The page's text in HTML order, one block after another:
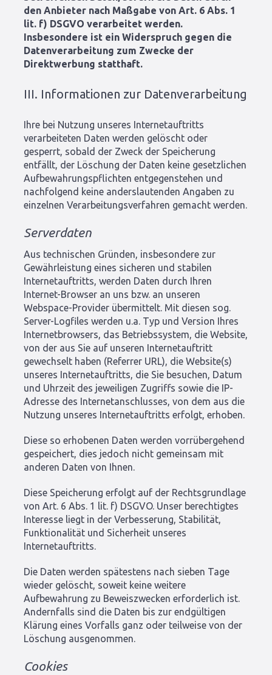
den Anbieter nach Maßgabe von Art. 6 Abs. 1
lit. f) DSGVO verarbeitet werden.
Insbesondere ist ein Widerspruch gegen die
Datenverarbeitung zum Zwecke der
Direktwerbung statthaft.
III. Informationen zur Datenverarbeitung
Ihre bei Nutzung unseres Internetauftritts
verarbeiteten Daten werden gelöscht oder
gesperrt, sobald der Zweck der Speicherung
entfällt, der Löschung der Daten keine gesetzlichen
Aufbewahrungspflichten entgegenstehen und
nachfolgend keine anderslautenden Angaben zu
einzelnen Verarbeitungsverfahren gemacht werden.
Serverdaten
Aus technischen Gründen, insbesondere zur
Gewährleistung eines sicheren und stabilen
Internetauftritts, werden Daten durch Ihren
Internet-Browser an uns bzw. an unseren
Webspace-Provider übermittelt. Mit diesen sog.
Server-Logfiles werden u.a. Typ und Version Ihres
Internetbrowsers, das Betriebssystem, die Website,
von der aus Sie auf unseren Internetauftritt
gewechselt haben (Referrer URL), die Website(s)
unseres Internetauftritts, die Sie besuchen, Datum
und Uhrzeit des jeweiligen Zugriffs sowie die IP-
Adresse des Internetanschlusses, von dem aus die
Nutzung unseres Internetauftritts erfolgt, erhoben.
Diese so erhobenen Daten werden vorrübergehend
gespeichert, dies jedoch nicht gemeinsam mit
anderen Daten von Ihnen.
Diese Speicherung erfolgt auf der Rechtsgrundlage
von Art. 6 Abs. 1 lit. f) DSGVO. Unser berechtigtes
Interesse liegt in der Verbesserung, Stabilität,
Funktionalität und Sicherheit unseres
Internetauftritts.
Die Daten werden spätestens nach sieben Tage
wieder gelöscht, soweit keine weitere
Aufbewahrung zu Beweiszwecken erforderlich ist.
Andernfalls sind die Daten bis zur endgültigen
Klärung eines Vorfalls ganz oder teilweise von der
Löschung ausgenommen.
Cookies